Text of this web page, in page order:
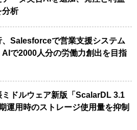
分析
、Salesforceで営業支援システム
AIで2000人分の労働力創出を目指
ミドルウェア新版「ScalarDL 3.1
運用時のストレージ使用量を抑制